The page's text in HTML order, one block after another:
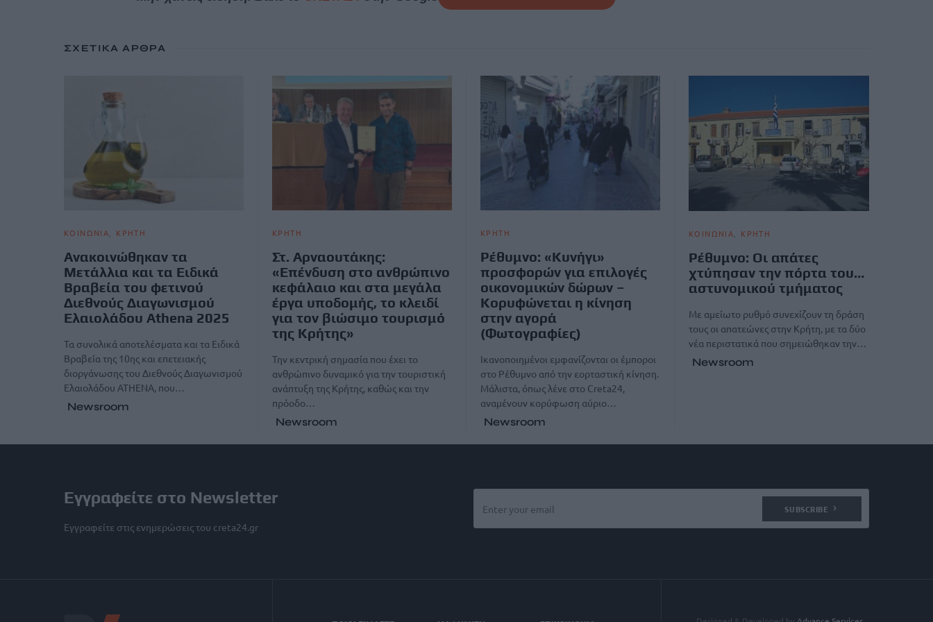
ΣΧΕΤΙΚΆ ΆΡΘΡΑ
ΚΟΙΝΩΝΙΑ ΚΡΗΤΗ
Ανακοινώθηκαν τα
Μετάλλια και τα Ειδικά
Βραβεία του φετινού
Διεθνούς Διαγωνισμού
Ελαιολάδου Athena 2025
Τα συνολικά αποτελέσματα και τα Ειδικά
Βραβεία της 10ης και επετειακής
διοργάνωσης του Διεθνούς Διαγωνισμού
Ελαιολάδου ATHENA, που…
Newsroom
ΚΡΗΤΗ
Στ. Αρναουτάκης:
«Επένδυση στο ανθρώπινο
κεφάλαιο και στα μεγάλα
έργα υποδομής, το κλειδί
για τον βιώσιμο τουρισμό
της Κρήτης»
Την κεντρική σημασία που έχει το
ανθρώπινο δυναμικό για την τουριστική
ανάπτυξη της Κρήτης, καθώς και την
πρόοδο…
Newsroom
ΚΡΗΤΗ
Ρέθυμνο: «Κυνήγι»
προσφορών για επιλογές
οικονομικών δώρων –
Κορυφώνεται η κίνηση
στην αγορά
(Φωτογραφίες)
Ικανοποιημένοι εμφανίζονται οι έμποροι
στο Ρέθυμνο από την εορταστική κίνηση.
Μάλιστα, όπως λένε στο Creta24,
αναμένουν κορύφωση αύριο…
Newsroom
ΚΟΙΝΩΝΙΑ ΚΡΗΤΗ
Ρέθυμνο: Οι απάτες
χτύπησαν την πόρτα του…
αστυνομικού τμήματος
Με αμείωτο ρυθμό συνεχίζουν τη δράση
τους οι απατεώνες στην Κρήτη, με τα δύο
νέα περιστατικά που σημειώθηκαν την…
Newsroom
Εγγραφείτε στο Newsletter
Εγγραφείτε στις ενημερώσεις του creta24.gr
SUBSCRIBE